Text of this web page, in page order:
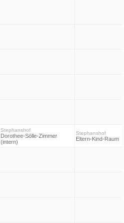
Stephanshof
Dorothee-Sölle-Zimmer
(intern)
Stephanshof
Eltern-Kind-Raum